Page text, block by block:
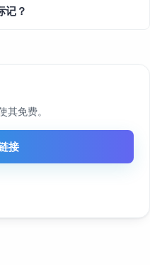
记？
免费。
接